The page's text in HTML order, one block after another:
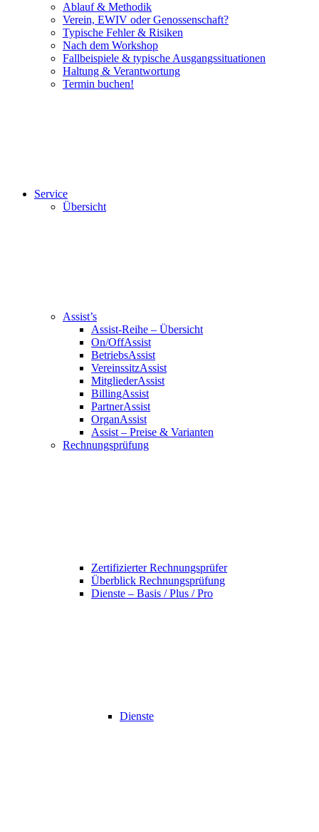
Ablauf & Methodik
Verein, EWIV oder Genossenschaft?
Typische Fehler & Risiken
Nach dem Workshop
Fallbeispiele & typische Ausgangssituationen
Haltung & Verantwortung
Termin buchen!
Service
Übersicht
Assist’s
Assist-Reihe – Übersicht
On/OffAssist
BetriebsAssist
VereinssitzAssist
MitgliederAssist
BillingAssist
PartnerAssist
OrganAssist
Assist – Preise & Varianten
Rechnungsprüfung
Zertifizierter Rechnungsprüfer
Überblick Rechnungsprüfung
Dienste – Basis / Plus / Pro
Dienste